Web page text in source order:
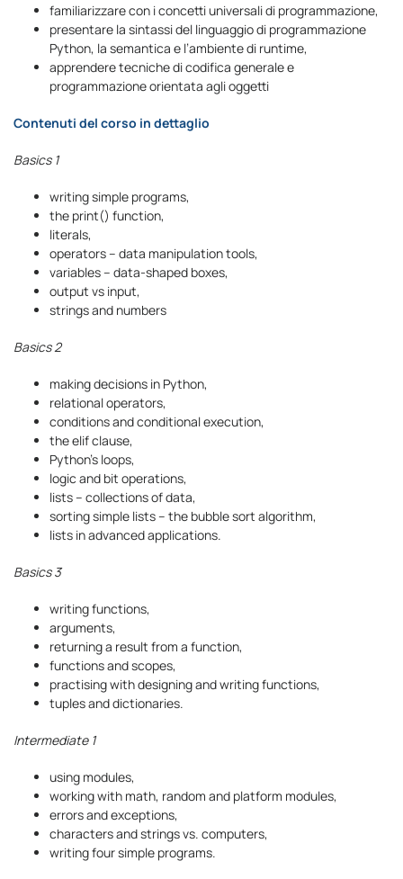
familiarizzare con i concetti universali di programmazione,
presentare la sintassi del linguaggio di programmazione
Python, la semantica e l’ambiente di runtime,
apprendere tecniche di codifica generale e
programmazione orientata agli oggetti
Contenuti del corso in dettaglio
Basics 1
writing simple programs,
the print() function,
literals,
operators – data manipulation tools,
variables – data-shaped boxes,
output vs input,
strings and numbers
Basics 2
making decisions in Python,
relational operators,
conditions and conditional execution,
the elif clause,
Python’s loops,
logic and bit operations,
lists – collections of data,
sorting simple lists – the bubble sort algorithm,
lists in advanced applications.
Basics 3
writing functions,
arguments,
returning a result from a function,
functions and scopes,
practising with designing and writing functions,
tuples and dictionaries.
Intermediate 1
using modules,
working with math, random and platform modules,
errors and exceptions,
characters and strings vs. computers,
writing four simple programs.